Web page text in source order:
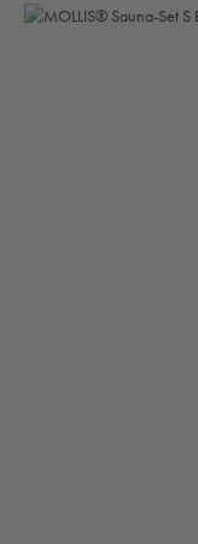
Bildergalerie überspringen